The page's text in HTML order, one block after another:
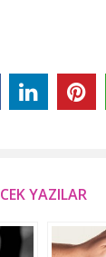
YAZILAR